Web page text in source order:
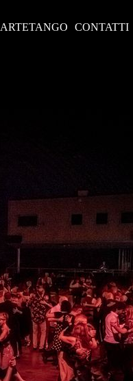
ARTETANGO CONTATTI